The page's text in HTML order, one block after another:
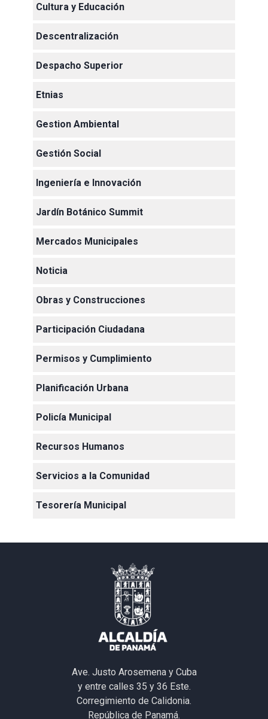
Cultura y Educación
Descentralización
Despacho Superior
Etnias
Gestion Ambiental
Gestión Social
Ingeniería e Innovación
Jardín Botánico Summit
Mercados Municipales
Noticia
Obras y Construcciones
Participación Ciudadana
Permisos y Cumplimiento
Planificación Urbana
Policía Municipal
Recursos Humanos
Servicios a la Comunidad
Tesorería Municipal
Ave. Justo Arosemena y Cuba
y entre calles 35 y 36 Este.
Corregimiento de Calidonia.
República de Panamá.